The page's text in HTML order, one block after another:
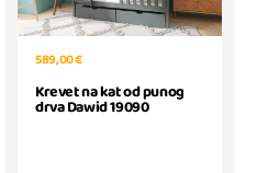
589,00 €
Krevet na kat od punog
drva Dawid 19090